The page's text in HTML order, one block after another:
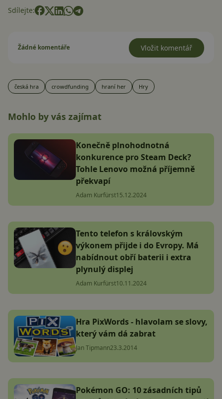
Sdílejte:
Žádné komentáře Vložit komentář
česká hra crowdfunding hraní her Hry
Mohlo by vás zajímat
Konečně plnohodnotná
konkurence pro Steam Deck?
Tohle Lenovo možná příjemně
překvapí
Adam Kurfürst15.12.2024
Tento telefon s královským
výkonem přijde i do Evropy. Má
nabídnout obří baterii i extra
plynulý displej
Adam Kurfürst10.11.2024
Hra PixWords - hlavolam se slovy,
který vám dá zabrat
Jan Tipmann23.3.2014
Pokémon GO: 10 zásadních tipů